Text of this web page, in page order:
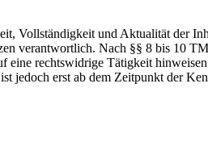
Vollständigkeit und Aktualität der
verantwortlich. Nach §§ 8 bis 10
eine rechtswidrige Tätigkeit
jedoch erst ab dem Zeitpunkt der